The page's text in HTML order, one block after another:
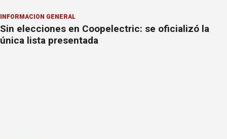
INFORMACION GENERAL
Sin elecciones en Coopelectric: se oficializó la
única lista presentada